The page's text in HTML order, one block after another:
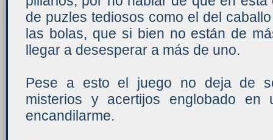
de puzles tediosos como el del
las bolas, que si bien no están de
llegar a desesperar a más de uno.
Pese a esto el juego no deja de
misterios y acertijos englobado
encandilarme.